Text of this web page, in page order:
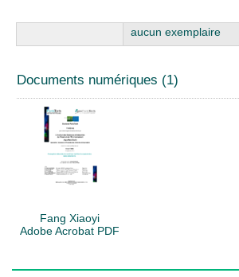
aucun exemplaire
Documents numériques (1)
Fang Xiaoyi
Adobe Acrobat PDF